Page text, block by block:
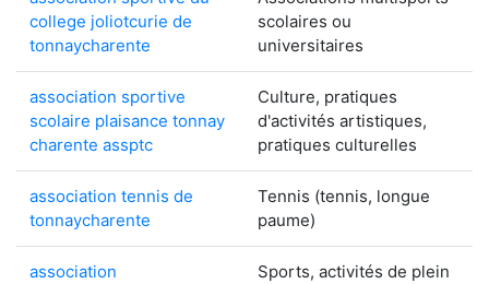
college joliotcurie de
tonnaycharente
scolaires ou
universitaires
association sportive
scolaire plaisance tonnay
charente assptc
Culture, pratiques
d'activités artistiques,
pratiques culturelles
association tennis de
tonnaycharente
Tennis (tennis, longue
paume)
association
Sports, activités de plein